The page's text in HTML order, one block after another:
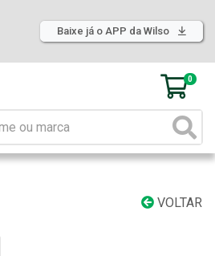
Baixe já o APP da Wilso
0
VOLTAR